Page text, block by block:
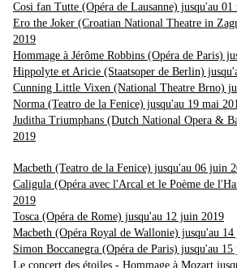
Cosi fan Tutte (Opéra de Lausanne) jusqu'au 01
Ero the Joker (Croatian National Theatre in
2019
Hommage à Jérôme Robbins (Opéra de Paris)
Hippolyte et Aricie (Staatsoper de Berlin)
Cunning Little Vixen (National Theatre Brno)
Norma (Teatro de la Fenice) jusqu'au 19 mai
Juditha Triumphans (Dutch National Opera &
2019
Macbeth (Teatro de la Fenice) jusqu'au 06 juin
Caligula (Opéra avec l'Arcal et le Poème de
2019
Tosca (Opéra de Rome) jusqu'au 12 juin 2019
Macbeth (Opéra Royal de Wallonie) jusqu'au
Simon Boccanegra (Opéra de Paris) jusqu'au
Le concert des étoiles - Hommage à Mozart